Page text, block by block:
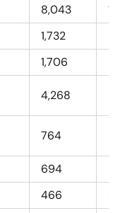
8,043
1,732
1,706
4,268
764
694
466